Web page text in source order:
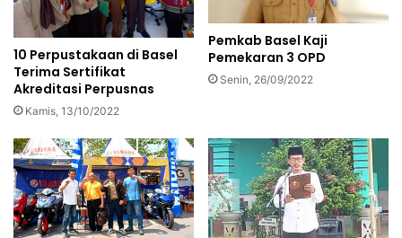
10 Perpustakaan di Basel
Terima Sertifikat
Akreditasi Perpusnas
Kamis, 13/10/2022
Pemkab Basel Kaji
Pemekaran 3 OPD
Senin, 26/09/2022